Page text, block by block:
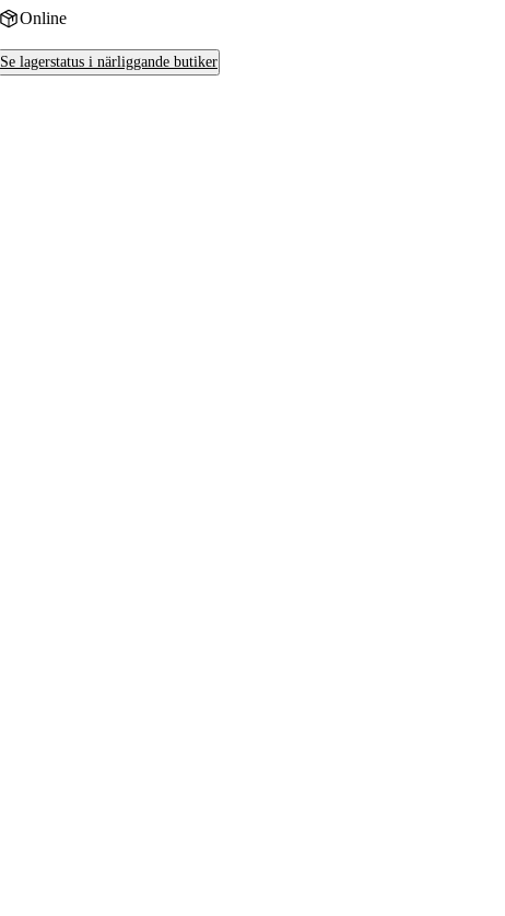
Online
Se lagerstatus i närliggande butiker